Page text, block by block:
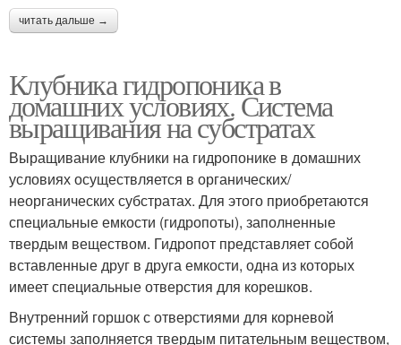
читать дальше →
Клубника гидропоника в
домашних условиях. Система
выращивания на субстратах
Выращивание клубники на гидропонике в домашних
условиях осуществляется в органических/
неорганических субстратах. Для этого приобретаются
специальные емкости (гидропоты), заполненные
твердым веществом. Гидропот представляет собой
вставленные друг в друга емкости, одна из которых
имеет специальные отверстия для корешков.
Внутренний горшок с отверстиями для корневой
системы заполняется твердым питательным веществом,